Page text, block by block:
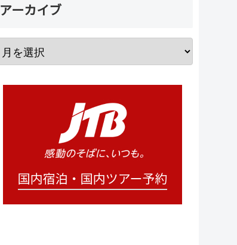
アーカイブ